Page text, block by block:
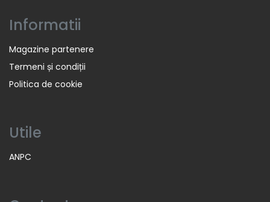
Informatii
Magazine partenere
Termeni și condiții
Politica de cookie
Utile
ANPC